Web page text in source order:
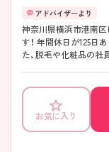
神奈川県横浜市港南
す！ 年間休日が125日
た、脱毛や化粧品の社
ある方には、面接対
お気軽にご相談ください！ 《おすすめポイ
す。 ・年間休日「125
なめ ・日祝固定休＋
お気に入り